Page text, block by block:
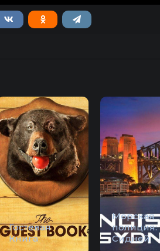
Гостевая
Книга
Морская
полиция:
Сидней